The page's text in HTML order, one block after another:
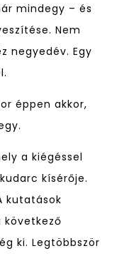
mindegy – és
Nem
negyedév. Egy
éppen akkor,
a kiégéssel
kísérője.
kutatások
következő
ki. Legtöbbször